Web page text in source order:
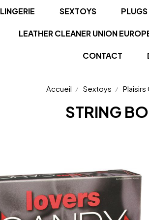
LINGERIE SEXTOYS PLUGS
LEATHER CLEANER UNION
CONTACT
Accueil Sextoys
STRING